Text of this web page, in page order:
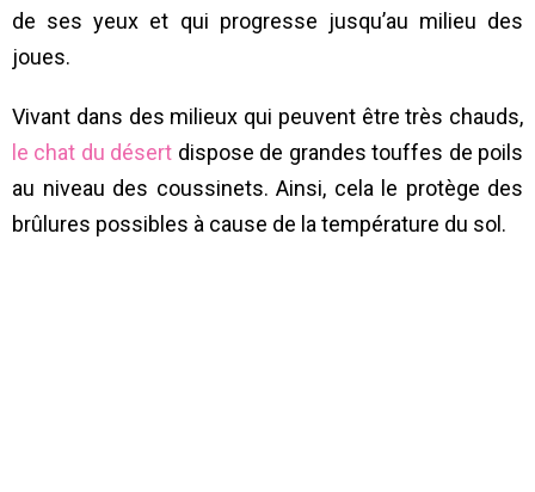
de ses yeux et qui progresse jusqu’au milieu des
joues.
Vivant dans des milieux qui peuvent être très chauds,
le chat du désert dispose de grandes touffes de poils
au niveau des coussinets. Ainsi, cela le protège des
brûlures possibles à cause de la température du sol.